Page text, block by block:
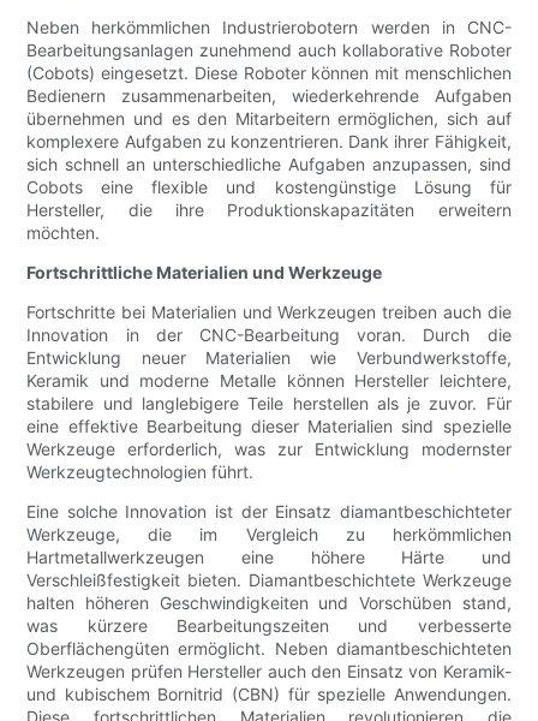
Neben herkömmlichen Industrierobotern werden in CNC-
Bearbeitungsanlagen zunehmend auch kollaborative Roboter
(Cobots) eingesetzt. Diese Roboter können mit menschlichen
Bedienern zusammenarbeiten, wiederkehrende Aufgaben
übernehmen und es den Mitarbeitern ermöglichen, sich auf
komplexere Aufgaben zu konzentrieren. Dank ihrer Fähigkeit,
sich schnell an unterschiedliche Aufgaben anzupassen, sind
Cobots eine flexible und kostengünstige Lösung für
Hersteller, die ihre Produktionskapazitäten erweitern
möchten.
Fortschrittliche Materialien und Werkzeuge
Fortschritte bei Materialien und Werkzeugen treiben auch die
Innovation in der CNC-Bearbeitung voran. Durch die
Entwicklung neuer Materialien wie Verbundwerkstoffe,
Keramik und moderne Metalle können Hersteller leichtere,
stabilere und langlebigere Teile herstellen als je zuvor. Für
eine effektive Bearbeitung dieser Materialien sind spezielle
Werkzeuge erforderlich, was zur Entwicklung modernster
Werkzeugtechnologien führt.
Eine solche Innovation ist der Einsatz diamantbeschichteter
Werkzeuge, die im Vergleich zu herkömmlichen
Hartmetallwerkzeugen eine höhere Härte und
Verschleißfestigkeit bieten. Diamantbeschichtete Werkzeuge
halten höheren Geschwindigkeiten und Vorschüben stand,
was kürzere Bearbeitungszeiten und verbesserte
Oberflächengüten ermöglicht. Neben diamantbeschichteten
Werkzeugen prüfen Hersteller auch den Einsatz von Keramik-
und kubischem Bornitrid (CBN) für spezielle Anwendungen.